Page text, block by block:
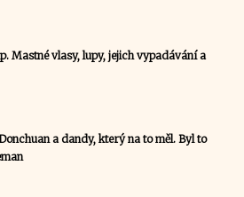
Mastné vlasy, lupy, jejich vypadávání a
a dandy, který na to měl. Byl to